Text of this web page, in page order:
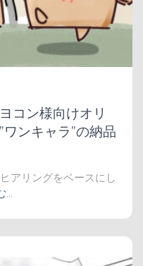
コン様向けオリ
ンキャラ”の納品
アリングをベースにし
…